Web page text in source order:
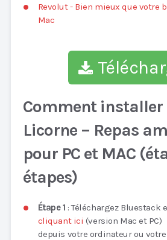
Revolut - Bien mieux que votre
Mac
Comment installer
Licorne – Repas
pour PC et MAC
étapes)
Étape 1 : Téléchargez Bluestack
cliquant ici (version Mac et PC)
depuis votre ordinateur ou